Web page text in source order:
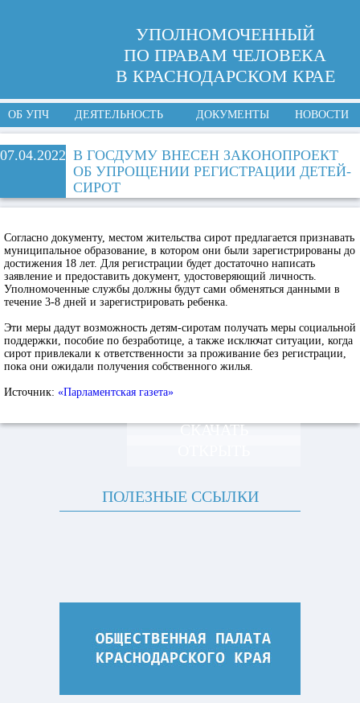
УПОЛНОМОЧЕННЫЙ
ПО ПРАВАМ ЧЕЛОВЕКА
В КРАСНОДАРСКОМ КРАЕ
ОБ УПЧ ДЕЯТЕЛЬНОСТЬ ДОКУМЕНТЫ НОВОСТИ
07.04.2022 В ГОСДУМУ ВНЕСЕН ЗАКОНОПРОЕКТ
ОБ УПРОЩЕНИИ РЕГИСТРАЦИИ ДЕТЕЙ-
СИРОТ
Согласно документу, местом жительства сирот предлагается признавать
муниципальное образование, в котором они были зарегистрированы до
достижения 18 лет. Для регистрации будет достаточно написать
заявление и предоставить документ, удостоверяющий личность.
Уполномоченные службы должны будут сами обменяться данными в
течение 3-8 дней и зарегистрировать ребенка.
Эти меры дадут возможность детям-сиротам получать меры социальной
поддержки, пособие по безработице, а также исключат ситуации, когда
сирот привлекали к ответственности за проживание без регистрации,
пока они ожидали получения собственного жилья.
Источник: «Парламентская газета»
СКАЧАТЬ
ПОЛЕЗНЫЕ ССЫЛКИ